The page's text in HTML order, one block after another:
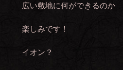
広い敷地に何ができるのか
楽しみです！
イオン？